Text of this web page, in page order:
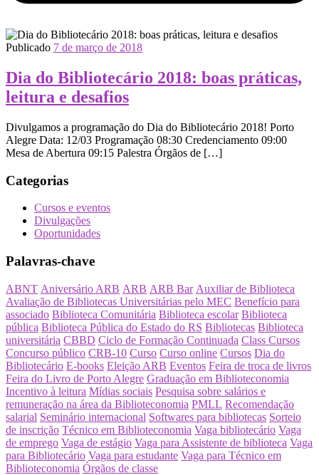
Publicado 7 de março de 2018
Dia do Bibliotecário 2018: boas práticas,
leitura e desafios
Divulgamos a programação do Dia do Bibliotecário 2018! Porto
Alegre Data: 12/03 Programação 08:30 Credenciamento 09:00
Mesa de Abertura 09:15 Palestra Órgãos de […]
Categorias
Cursos e eventos
Divulgações
Oportunidades
Palavras-chave
ABNT Aniversário ARB ARB ARB Bar Auxiliar de Biblioteca
Avaliação de Bibliotecas Universitárias pelo MEC Benefício para
associado Biblioteca Comunitária Biblioteca escolar Biblioteca
pública Biblioteca Pública do Estado do RS Bibliotecas Biblioteca
universitária CBBD Ciclo de Formação Continuada Class Cursos
Concurso público CRB-10 Curso Curso online Cursos Dia do
Bibliotecário E-books Eleição ARB Eventos Feira de troca de livros
Feira do Livro de Porto Alegre Graduação em Biblioteconomia
Incentivo à leitura Mídias sociais Pesquisa sobre salários e
remuneração na área da Biblioteconomia PMLL Recomendação
salarial Seminário internacional Softwares para bibliotecas Sorteio
de inscrição Técnico em Biblioteconomia Vaga bibliotecário Vaga
de emprego Vaga de estágio Vaga para Assistente de biblioteca Vaga
para Bibliotecário Vaga para estudante Vaga para Técnico em
Biblioteconomia Órgãos de classe